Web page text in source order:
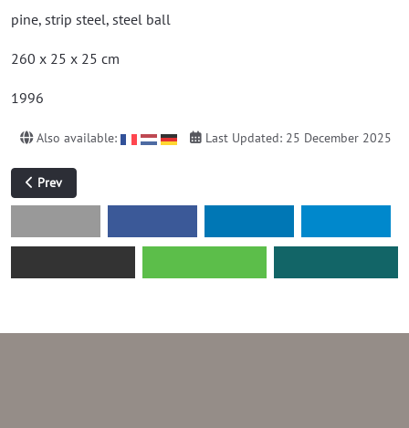
pine, strip steel, steel ball
260 x 25 x 25 cm
1996
Also available: Last Updated: 25 December 2025
Previous article: Balance 2
Prev